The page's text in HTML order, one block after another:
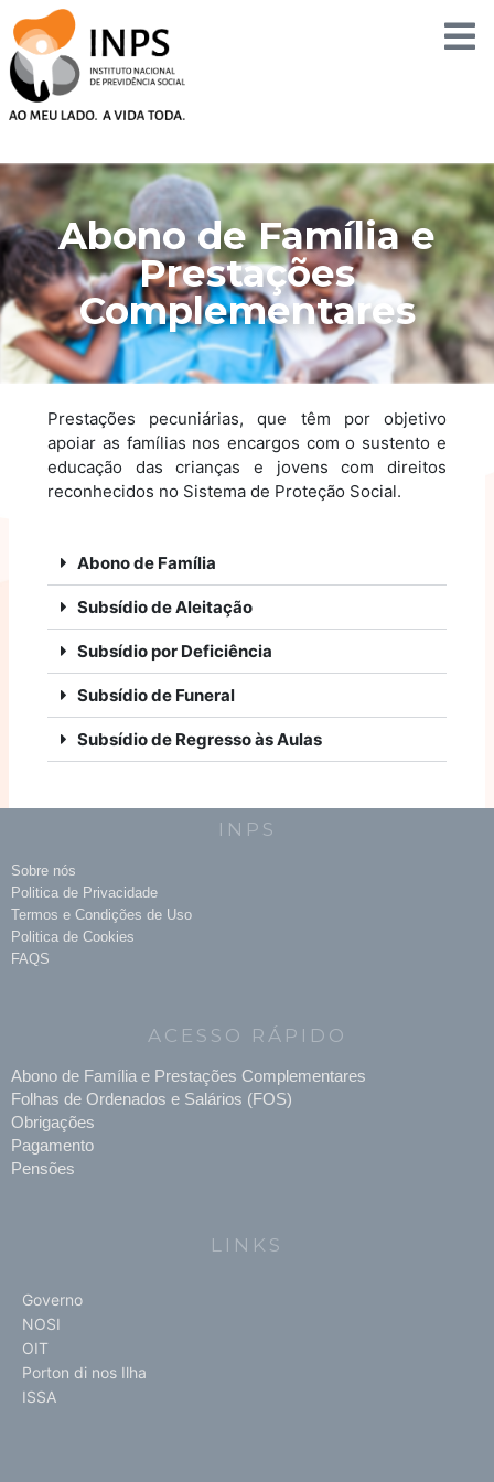
to
content
Abono de Família e
Prestações
Complementares
Prestações pecuniárias, que têm por objetivo
apoiar as famílias nos encargos com o sustento e
educação das crianças e jovens com direitos
reconhecidos no Sistema de Proteção Social.
Abono de Família
Subsídio de Aleitação
Subsídio por Deficiência
Subsídio de Funeral
Subsídio de Regresso às Aulas
INPS
Sobre nós
Politica de Privacidade
Termos e Condições de Uso
Politica de Cookies
FAQS
ACESSO RÁPIDO
Abono de Família e Prestações Complementares
Folhas de Ordenados e Salários (FOS)
Obrigações
Pagamento
Pensões
LINKS
Governo
NOSI
OIT
Porton di nos Ilha
ISSA